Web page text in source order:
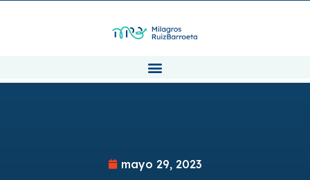
mayo 29, 2023